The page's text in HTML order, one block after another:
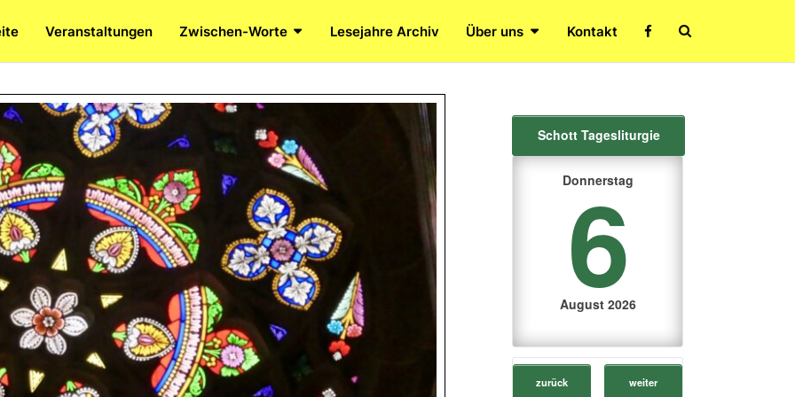
Veranstaltungen Zwischen-Worte Lesejahre Archiv Über uns Kontakt
Search
Schott Tagesliturgie
Donnerstag
6
August 2026
zurück weiter